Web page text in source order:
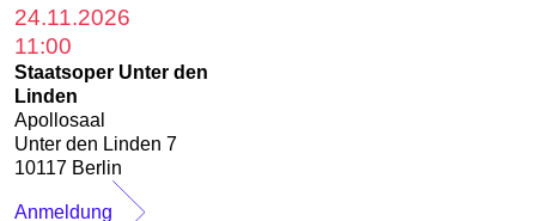
24.11.2026
11:00
Staatsoper Unter den
Linden
Apollosaal
Unter den Linden 7
10117 Berlin
Anmeldung